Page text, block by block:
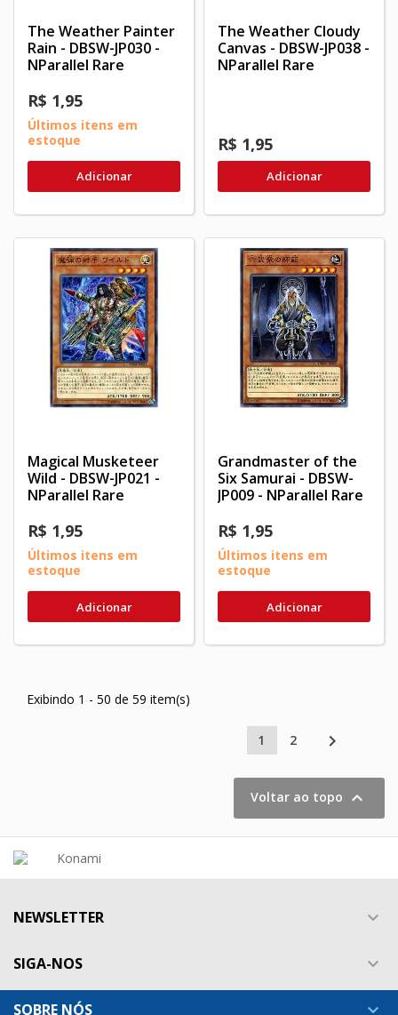
The Weather Painter
Rain - DBSW-JP030 -
NParallel Rare
R$ 1,95
Últimos itens em
estoque
Adicionar
The Weather Cloudy
Canvas - DBSW-JP038 -
NParallel Rare
R$ 1,95
Adicionar
Magical Musketeer
Wild - DBSW-JP021 -
NParallel Rare
R$ 1,95
Últimos itens em
estoque
Adicionar
Grandmaster of the
Six Samurai - DBSW-
JP009 - NParallel Rare
R$ 1,95
Últimos itens em
estoque
Adicionar
Exibindo 1 - 50 de 59 item(s)
1 2 
Voltar ao topo 
NEWSLETTER 
SIGA-NOS 
SOBRE NÓS 